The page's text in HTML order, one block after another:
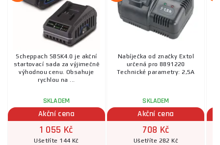
Scheppach SBSK4.0 je akční
startovací sada za výjimečně
výhodnou cenu. Obsahuje
rychlou na ...
SKLADEM
Akční cena
1 055 Kč
Ušetříte 144 Kč
Nabíječka od značky Extol
určená pro 8891220
Technické parametry: 2,5A
SKLADEM
Akční cena
708 Kč
Ušetříte 282 Kč